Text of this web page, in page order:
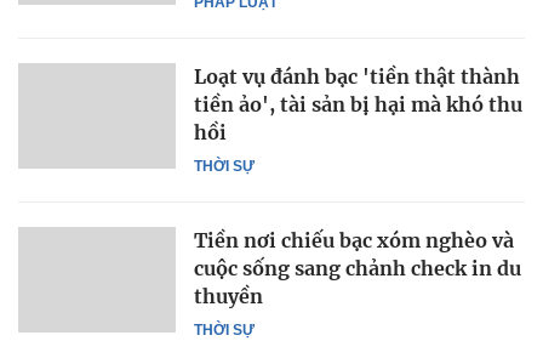
THỜI SỰ
Loạt vụ đánh bạc 'tiền thật thành
tiền ảo', tài sản bị hại mà khó thu
hồi
THỜI SỰ
Tiền nơi chiếu bạc xóm nghèo và
cuộc sống sang chảnh check in du
thuyền